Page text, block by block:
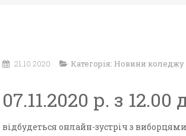
21.10.2020 Категорія: Новини коледжу
07.11.2020 р. з 12.00
відбудеться онлайн-зустріч з